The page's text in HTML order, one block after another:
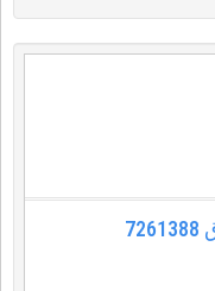
امبريزا سوبارو 2018 الجيزة أزرق 7261388